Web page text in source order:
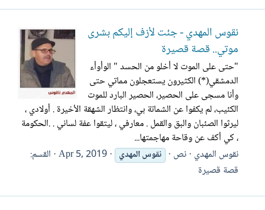
نقوس المهدي - جئت لأزف إليكم بشرى
موتي.. قصة قصيرة
"حتى على الموت لا أخلو من الحسد " الوأوأء
الدمشقي(*) الكثيرون يستعجلون مماتي حتى
وأنا مسجى على الحصير، الحصير البارد للموت
الكئيب، لم يكفوا عن الشماتة بي، وانتظار الشهقة الأخيرة . أولادي ،
ليرثوا الصئبان والبق والقمل . معارفي ، ليتقوا عفة لساني . .الحكومة
، كي أكف عن وقاحة مهاجمتها...
نقوس المهدي نص نقوسالمهدي Apr 5, 2019 القسم:
قصة قصيرة